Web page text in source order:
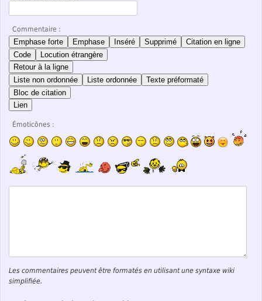
Commentaire :
Emphase forte Emphase Inséré Supprimé
Citation en ligne
Code
Locution étrangère
Retour à la ligne
Liste non ordonnée
Liste ordonnée
Texte préformaté
Bloc de citation
Lien
Émoticônes :
Les commentaires peuvent être formatés en utilisant une syntaxe wiki
simplifiée.